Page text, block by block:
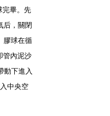
完畢。先
后，關閉
膠球在循
管內泥沙
動下進入
中央空